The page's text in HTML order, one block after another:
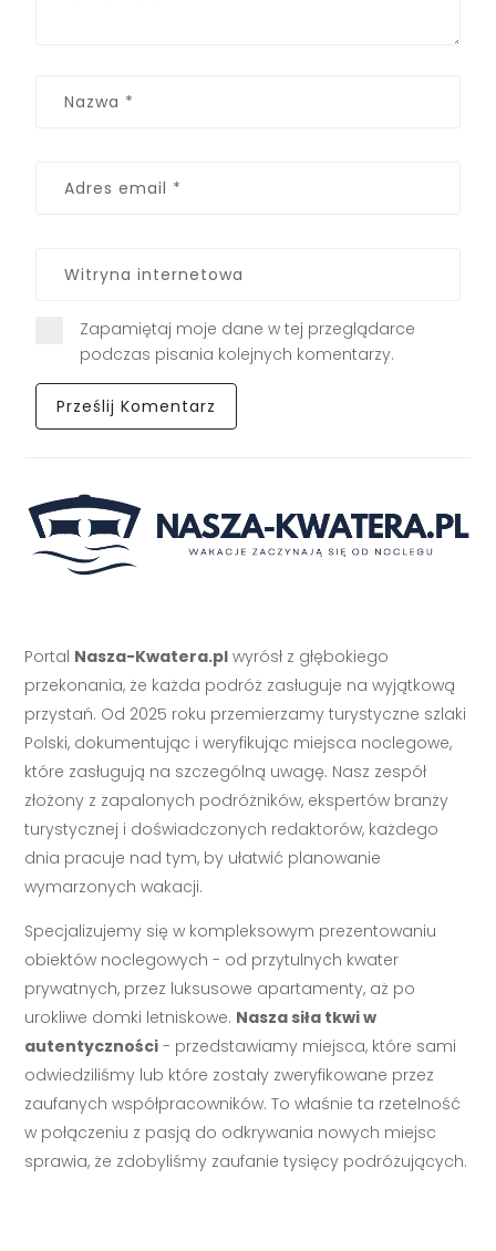
Zapamiętaj moje dane w tej przeglądarce
podczas pisania kolejnych komentarzy.
Portal Nasza-Kwatera.pl wyrósł z głębokiego
przekonania, że każda podróż zasługuje na wyjątkową
przystań. Od 2025 roku przemierzamy turystyczne szlaki
Polski, dokumentując i weryfikując miejsca noclegowe,
które zasługują na szczególną uwagę. Nasz zespół
złożony z zapalonych podróżników, ekspertów branży
turystycznej i doświadczonych redaktorów, każdego
dnia pracuje nad tym, by ułatwić planowanie
wymarzonych wakacji.
Specjalizujemy się w kompleksowym prezentowaniu
obiektów noclegowych - od przytulnych kwater
prywatnych, przez luksusowe apartamenty, aż po
urokliwe domki letniskowe. Nasza siła tkwi w
autentyczności - przedstawiamy miejsca, które sami
odwiedziliśmy lub które zostały zweryfikowane przez
zaufanych współpracowników. To właśnie ta rzetelność
w połączeniu z pasją do odkrywania nowych miejsc
sprawia, że zdobyliśmy zaufanie tysięcy podróżujących.